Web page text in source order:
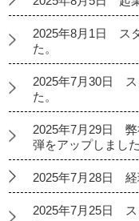
2025年8月1日 ス
た。
2025年7月30日 ス
た。
2025年7月29日 弊
弾をアップしました
2025年7月28日 経
2025年7月25日 ス